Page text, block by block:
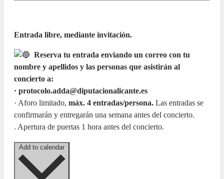
Entrada libre, mediante invitación.
Reserva tu entrada enviando un correo con tu
nombre y apellidos y las personas que asistirán al
concierto a:
· protocolo.adda@diputacionalicante.es
· Aforo limitado, máx. 4 entradas/persona. Las entradas se
confirmarán y entregarán una semana antes del concierto.
. Apertura de puertas 1 hora antes del concierto.